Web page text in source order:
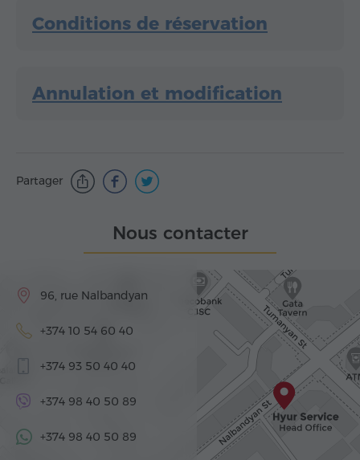
Conditions de réservation
Annulation et modification
Partager
Nous contacter
96, rue Nalbandyan
+374 10 54 60 40
+374 93 50 40 40
+374 98 40 50 89
+374 98 40 50 89